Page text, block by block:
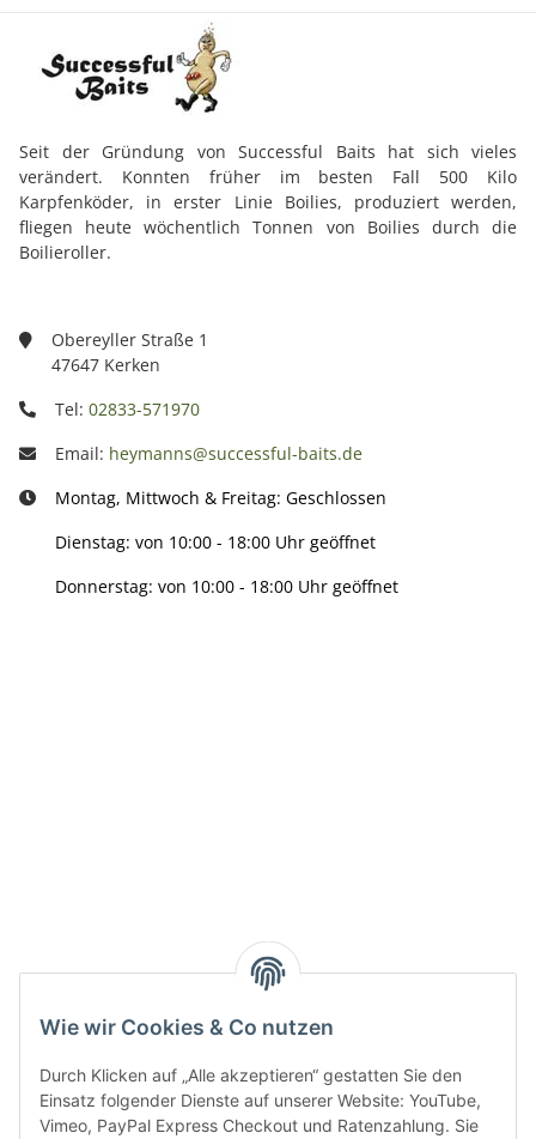
Wie wir Cookies & Co nutzen
Durch Klicken auf „Alle akzeptieren“ gestatten Sie den
Einsatz folgender Dienste auf unserer Website: YouTube,
Vimeo, PayPal Express Checkout und Ratenzahlung. Sie
Seit der Gründung von Successful Baits hat sich vieles
verändert. Konnten früher im besten Fall 500 Kilo
Karpfenköder, in erster Linie Boilies, produziert werden,
fliegen heute wöchentlich Tonnen von Boilies durch die
Boilieroller.
Obereyller Straße 1
47647 Kerken
Tel: 02833-571970
Email: heymanns@successful-baits.de
Montag, Mittwoch & Freitag: Geschlossen
Dienstag: von 10:00 - 18:00 Uhr geöffnet
Donnerstag: von 10:00 - 18:00 Uhr geöffnet